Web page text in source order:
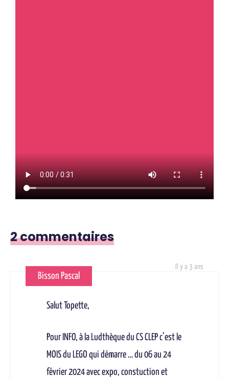
2 commentaires
Il y a 3 ans
Bisson Pascal
Salut Topette,
Pour INFO, à la Ludthèque du CS CLEP c’est le
MOIS du LEGO qui démarre … du 06 au 24
février 2024 avec expo, constuction et